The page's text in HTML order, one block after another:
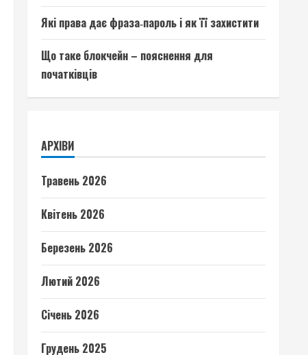
Які права дає фраза‑пароль і як її захистити
Що таке блокчейн – пояснення для
початківців
АРХІВИ
Травень 2026
Квітень 2026
Березень 2026
Лютий 2026
Січень 2026
Грудень 2025